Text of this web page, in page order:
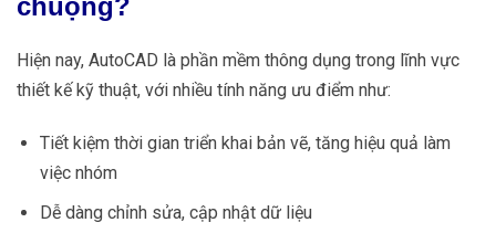
chuộng?
Hiện nay, AutoCAD là phần mềm thông dụng trong lĩnh vực
thiết kế kỹ thuật, với nhiều tính năng ưu điểm như:
Tiết kiệm thời gian triển khai bản vẽ, tăng hiệu quả làm
việc nhóm
Dễ dàng chỉnh sửa, cập nhật dữ liệu